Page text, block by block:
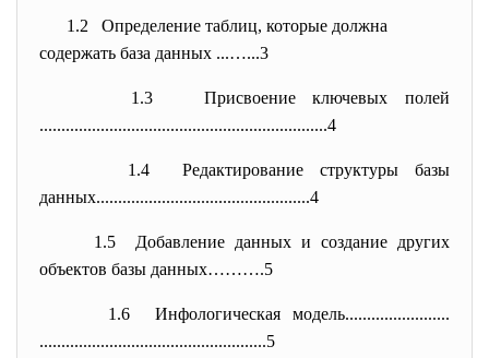
1.2 Определение таблиц, которые должна
содержать база данных ...…...3
1.3 Присвоение ключевых полей
..................................................................4
1.4 Редактирование структуры базы
данных.................................................4
1.5 Добавление данных и создание других
объектов базы данных……….5
1.6 Инфологическая модель........................
....................................................5